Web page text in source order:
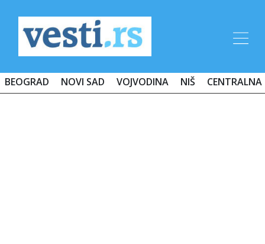
BEOGRAD NOVI SAD VOJVODINA NIŠ CENTRALNA